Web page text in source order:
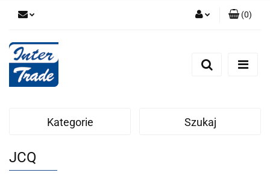
Zarejestruj się
(0)
Kategorie Szukaj
JCQ